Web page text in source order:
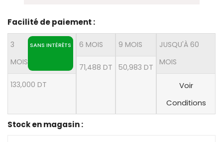
Facilité de paiement :
3
MOIS
SANS INTÉRÊTS
133,000 DT
6 MOIS
71,488 DT
9 MOIS
50,983 DT
JUSQU'À 60
MOIS
Voir
Conditions
Stock en magasin :